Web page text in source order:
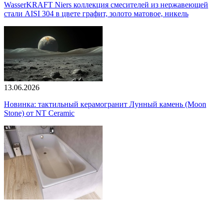
WasserKRAFT Niers коллекция смесителей из нержавеющей
стали AISI 304 в цвете графит, золото матовое, никель
13.06.2026
Новинка: тактильный керамогранит Лунный камень (Moon
Stone) от NT Ceramic